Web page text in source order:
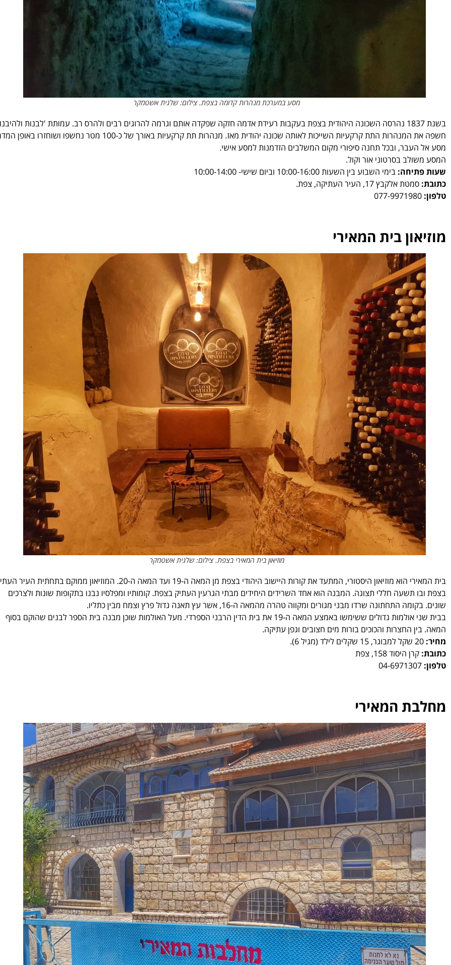
מסע במערכת מנהרות קדומה בצפת. צילום: שלגית אשטמקר
בשנת 1837 נהרסה השכונה היהודית בצפת בעקבות רעידת אדמה חזקה שפקדה אותם וגרמה להרוגים רבים ולהרס רב. עמותת 'לבנות
חשפה את המנהרות התת קרקעיות השייכות לאותה שכונה יהודית מאז. מנהרות תת קרקעיות באורך של כ-100 מטר נחשפו ושוחזרו
מסע אל העבר, ובכל תחנה סיפורי מקום המשלבים הזדמנות למסע אישי.
המסע משולב בסרטוני אור וקול.
שעות פתיחה: בימי השבוע בין השעות 10:00-16:00 וביום שישי- 10:00-14:00
כתובת: סמטת אלקבץ 17, העיר העתיקה, צפת.
טלפון:
מוזיאון בית המאירי
מוזיאון בית המאירי בצפת. צילום: שלגית אשטמקר
בית המאירי הוא מוזיאון היסטורי, המתעד את קורות היישוב היהודי בצפת מן המאה ה-19 ועד המאה ה-20. המוזיאון ממוקם בתחתית
בצפת ובו תשעה חללי תצוגה. המבנה הוא אחד השרידים היחידים מבתי הגרעין העתיק בצפת. קומותיו ומפלסיו נבנו בתקופות שונות ולצרכים
שונים. בקומה התחתונה שרדו מבני מגורים ומקווה טהרה מהמאה ה-16, אשר עץ תאנה גדול פרץ וצמח מבין כתליו.
בבית שני אולמות גדולים ששימשו באמצע המאה ה-19 את בית הדין הרבני הספרדי. מעל האולמות שוכן מבנה בית הספר לבנים שהוקם בסוף
המאה. בין החצרות והכוכים בורות מים חצובים וגפן עתיקה.
מחיר:
כתובת: קרן היסוד 158, צפת
טלפון: 04-6971307
מחלבת המאירי